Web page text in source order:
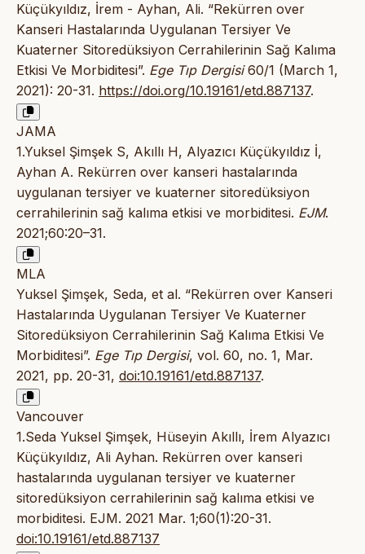
Küçükyıldız, İrem - Ayhan, Ali. “Rekürren over
Kanseri Hastalarında Uygulanan Tersiyer Ve
Kuaterner Sitoredüksiyon Cerrahilerinin Sağ Kalıma
Etkisi Ve Morbiditesi”. Ege Tıp Dergisi60/1 (March 1,
2021): 20-31. https://doi.org/10.19161/etd.887137.
JAMA
1.Yuksel Şimşek S, Akıllı H, Alyazıcı Küçükyıldız İ,
Ayhan A. Rekürren over kanseri hastalarında
uygulanan tersiyer ve kuaterner sitoredüksiyon
cerrahilerinin sağ kalıma etkisi ve morbiditesi. EJM.
2021;60:20–31.
MLA
Yuksel Şimşek, Seda, et al. “Rekürren over Kanseri
Hastalarında Uygulanan Tersiyer Ve Kuaterner
Sitoredüksiyon Cerrahilerinin Sağ Kalıma Etkisi Ve
Morbiditesi”. Ege Tıp Dergisi, vol. 60, no. 1, Mar.
2021, pp. 20-31, doi:10.19161/etd.887137.
Vancouver
1.Seda Yuksel Şimşek, Hüseyin Akıllı, İrem Alyazıcı
Küçükyıldız, Ali Ayhan. Rekürren over kanseri
hastalarında uygulanan tersiyer ve kuaterner
sitoredüksiyon cerrahilerinin sağ kalıma etkisi ve
morbiditesi. EJM. 2021 Mar. 1;60(1):20-31.
doi:10.19161/etd.887137